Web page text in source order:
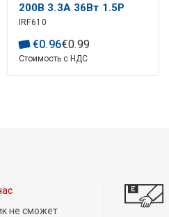
200В 3.3А 36Вт 1.5Р
TO220AB
IRF610
€0.96€0.99
Стоимость с НДС
не сможет